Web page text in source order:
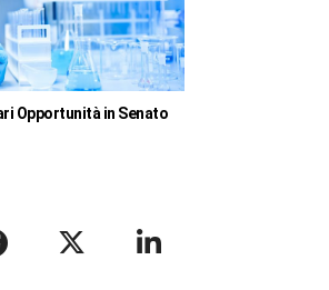
Opportunità in Senato